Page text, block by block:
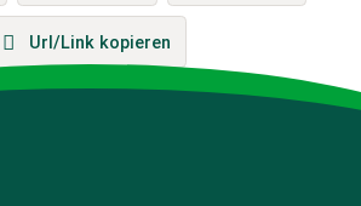
Url/Link kopieren